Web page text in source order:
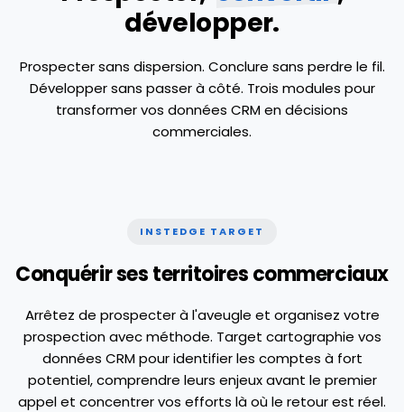
développer.
Prospecter sans dispersion. Conclure sans perdre le fil.
Développer sans passer à côté. Trois modules pour
transformer vos données CRM en décisions
commerciales.Lyon ·
INSTEDGE TARGET
Conquérir ses territoires commerciaux
Arrêtez de prospecter à l'aveugle et organisez votre
prospection avec méthode. Target cartographie vos
données CRM pour identifier les comptes à fort
potentiel, comprendre leurs enjeux avant le premier
appel et concentrer vos efforts là où le retour est réel.